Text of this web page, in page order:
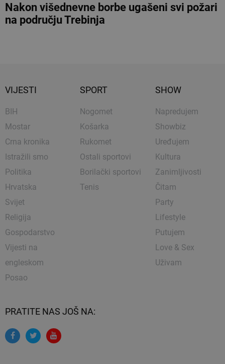
Nakon višednevne borbe ugašeni svi požari
na području Trebinja
VIJESTI
BIH
Mostar
Crna kronika
Istražili smo
Politika
Hrvatska
Svijet
Religija
Gospodarstvo
Vijesti na
engleskom
Posao
SPORT
Nogomet
Košarka
Rukomet
Ostali sportovi
Borilački sportovi
Tenis
SHOW
Napredujem
Showbiz
Uređujem
Kultura
Zanimljivosti
Čitam
Party
Lifestyle
Putujem
Love & Sex
Uživam
PRATITE NAS JOŠ NA: